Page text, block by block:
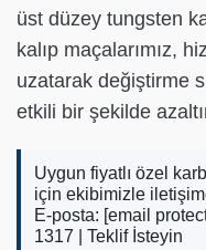
üst düzey tungsten
kalıp maçalarımız,
uzatarak değiştirme
etkili bir şekilde
Uygun fiyatlı özel
için ekibimizle
E-posta: [email
1317 | Teklif İsteyin